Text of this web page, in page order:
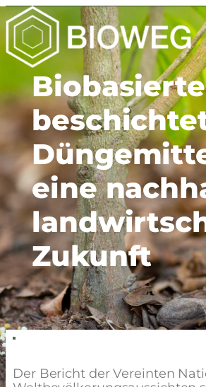
Biobasierte
eine
Zukunft
Der Bericht der Vereinten